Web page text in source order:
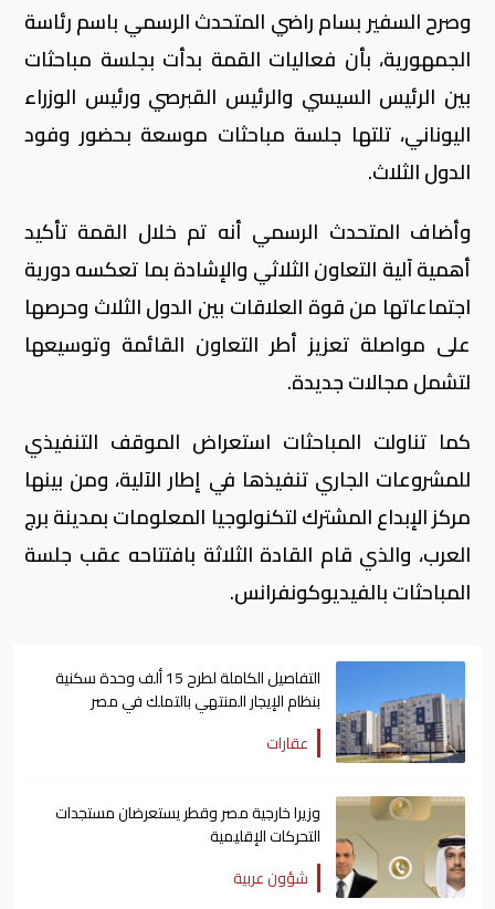
وصرح السفير بسام راضي المتحدث الرسمي باسم رئاسة
الجمهورية، بأن فعاليات القمة بدأت بجلسة مباحثات
بين الرئيس السيسي والرئيس القبرصي ورئيس الوزراء
اليوناني، تلتها جلسة مباحثات موسعة بحضور وفود
الدول الثلاث.
وأضاف المتحدث الرسمي أنه تم خلال القمة تأكيد
أهمية آلية التعاون الثلاثي والإشادة بما تعكسه دورية
اجتماعاتها من قوة العلاقات بين الدول الثلاث وحرصها
على مواصلة تعزيز أطر التعاون القائمة وتوسيعها
لتشمل مجالات جديدة.
كما تناولت المباحثات استعراض الموقف التنفيذي
للمشروعات الجاري تنفيذها في إطار الآلية، ومن بينها
مركز الإبداع المشترك لتكنولوجيا المعلومات بمدينة برج
العرب، والذي قام القادة الثلاثة بافتتاحه عقب جلسة
المباحثات بالفيديوكونفرانس.
التفاصيل الكاملة لطرح 15 ألف وحدة سكنية
بنظام الإيجار المنتهي بالتملك في مصر
عقارات
وزيرا خارجية مصر وقطر يستعرضان مستجدات
التحركات الإقليمية
شؤون عربية